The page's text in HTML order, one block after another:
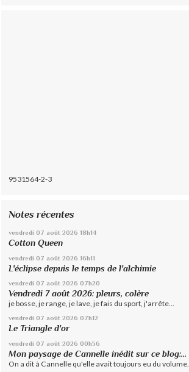
9531564-2-3
Notes récentes
vendredi 07 août 2026 18h14
Cotton Queen
vendredi 07 août 2026 16h11
L'éclipse depuis le temps de l'alchimie
vendredi 07 août 2026 07h20
Vendredi 7 août 2026: pleurs, colère
je bosse, je range, je lave, je fais du sport, j'arrête...
vendredi 07 août 2026 07h12
Le Triangle d'or
vendredi 07 août 2026 00h56
Mon paysage de Cannelle inédit sur ce blog:...
On a dit à Cannelle qu'elle avait toujours eu du volume...